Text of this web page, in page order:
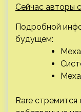
Сейчас авторы
Подробной
будущем:
Rare стремится